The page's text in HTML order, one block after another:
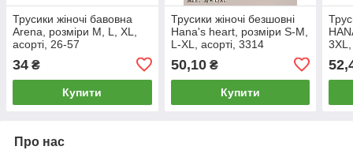
Трусики жіночі бавовна
Arena, розміри M, L, XL,
асорті, 26-57
34 ₴
Купити
Трусики жіночі безшовні
Hana's heart, розміри S-M,
L-XL, асорті, 3314
50,10₴
Купити
3XL,
Про нас